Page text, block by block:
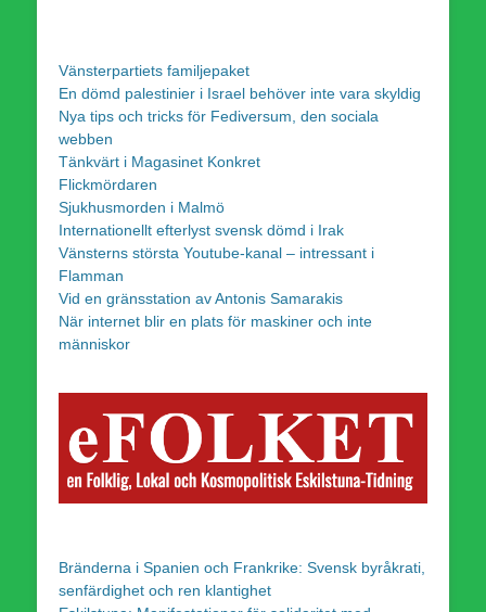
Vänsterpartiets familjepaket
En dömd palestinier i Israel behöver inte vara skyldig
Nya tips och tricks för Fediversum, den sociala
webben
Tänkvärt i Magasinet Konkret
Flickmördaren
Sjukhusmorden i Malmö
Internationellt efterlyst svensk dömd i Irak
Vänsterns största Youtube-kanal – intressant i
Flamman
Vid en gränsstation av Antonis Samarakis
När internet blir en plats för maskiner och inte
människor
Bränderna i Spanien och Frankrike: Svensk byråkrati,
senfärdighet och ren klantighet